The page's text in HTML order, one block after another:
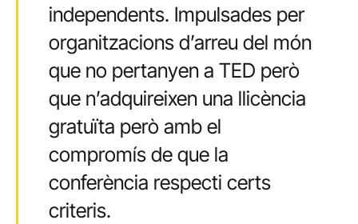
independents. Impulsades per
organitzacions d’arreu del món
que no pertanyen a TED però
que n’adquireixen una llicència
gratuïta però amb el
compromís de que la
conferència respecti certs
criteris.